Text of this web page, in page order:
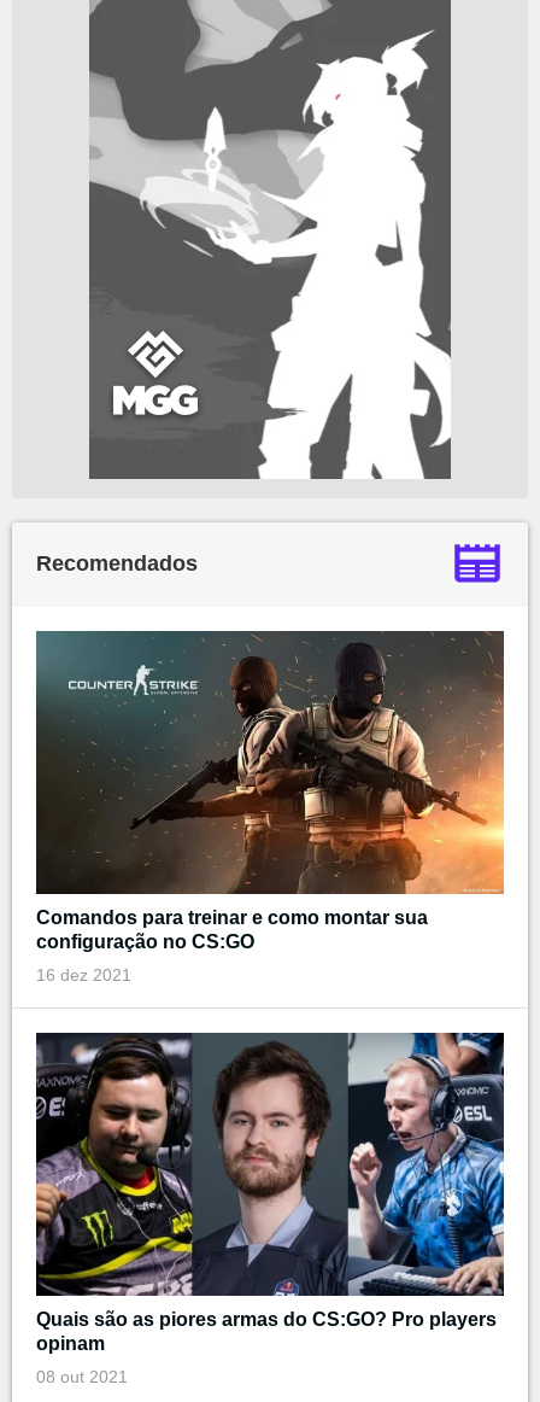
Recomendados
Comandos para treinar e como montar sua
configuração no CS:GO
16 dez 2021
Quais são as piores armas do CS:GO? Pro players
opinam
08 out 2021